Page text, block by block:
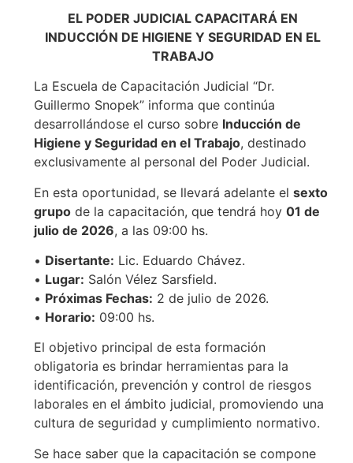
EL PODER JUDICIAL CAPACITARÁ EN
INDUCCIÓN DE HIGIENE Y SEGURIDAD EN EL
TRABAJO
La Escuela de Capacitación Judicial “Dr.
Guillermo Snopek” informa que continúa
desarrollándose el curso sobre Inducción de
Higiene y Seguridad en el Trabajo, destinado
exclusivamente al personal del Poder Judicial.
En esta oportunidad, se llevará adelante el sexto
grupode la capacitación, que tendrá hoy 01 de
julio de 2026, a las 09:00 hs.
• Disertante: Lic. Eduardo Chávez.
• Lugar: Salón Vélez Sarsfield.
• Próximas Fechas: 2 de julio de 2026.
• Horario: 09:00 hs.
El objetivo principal de esta formación
obligatoria es brindar herramientas para la
identificación, prevención y control de riesgos
laborales en el ámbito judicial, promoviendo una
cultura de seguridad y cumplimiento normativo.
Se hace saber que la capacitación se compone